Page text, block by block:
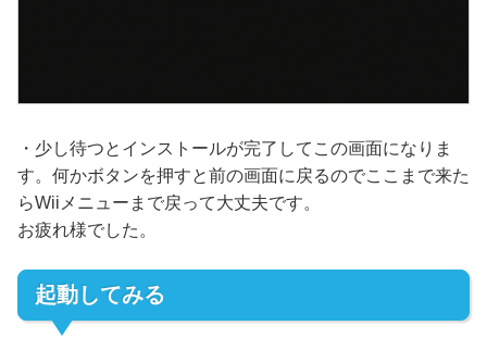
・少し待つとインストールが完了してこの画面になりま
す。何かボタンを押すと前の画面に戻るのでここまで来た
らWiiメニューまで戻って大丈夫です。
お疲れ様でした。
起動してみる